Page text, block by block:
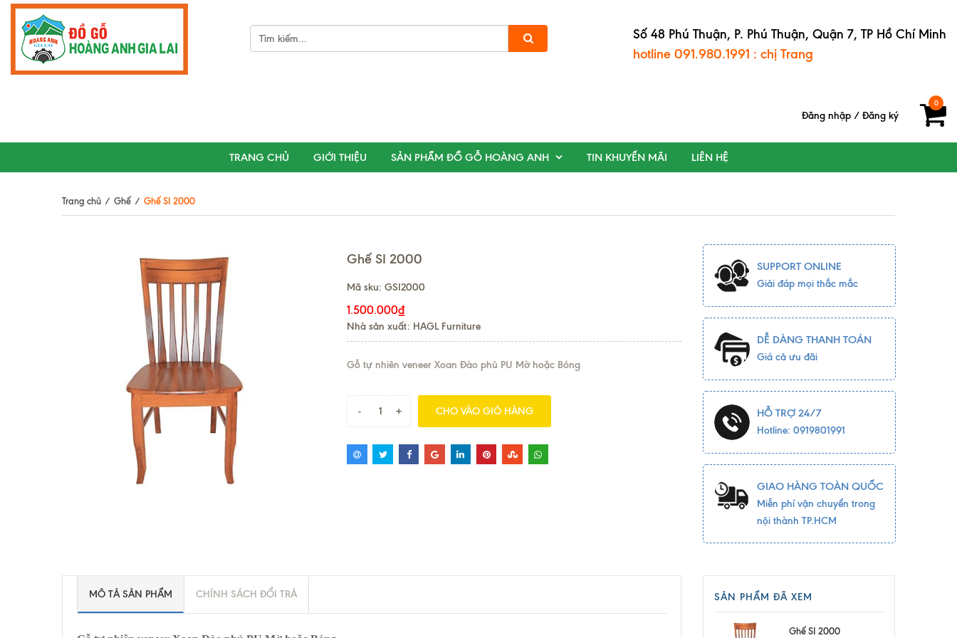
Số 48 Phú Thuận, P. Phú Thuận, Quận 7, TP Hồ Chí Minh
hotline 091.980.1991 : chị Trang
0
Đăng nhập / Đăng ký
TRANG CHỦ GIỚI THIỆU SẢN PHẨM ĐỒ GỖ HOÀNG ANH TIN KHUYẾN MÃI LIÊN HỆ
Trang chủ / Ghế / Ghế SI 2000
Ghế SI 2000
Mã sku: GSI2000
1.500.000₫
Nhà sản xuất: HAGL Furniture
Gỗ tự nhiên veneer Xoan Đào phủ PU Mờ hoặc Bóng
- + CHO VÀO GIỎ HÀNG
SUPPORT ONLINE
Giải đáp mọi thắc mắc
DỄ DÀNG THANH TOÁN
Giá cả ưu đãi
HỖ TRỢ 24/7
Hotline: 0919801991
GIAO HÀNG TOÀN QUỐC
Miễn phí vận chuyển trong
nội thành TP.HCM
MÔ TẢ SẢN PHẨM CHÍNH SÁCH ĐỔI TRẢ SẢN PHẨM ĐÃ XEM
Ghế SI 2000